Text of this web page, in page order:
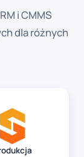
i CMMS
dla różnych